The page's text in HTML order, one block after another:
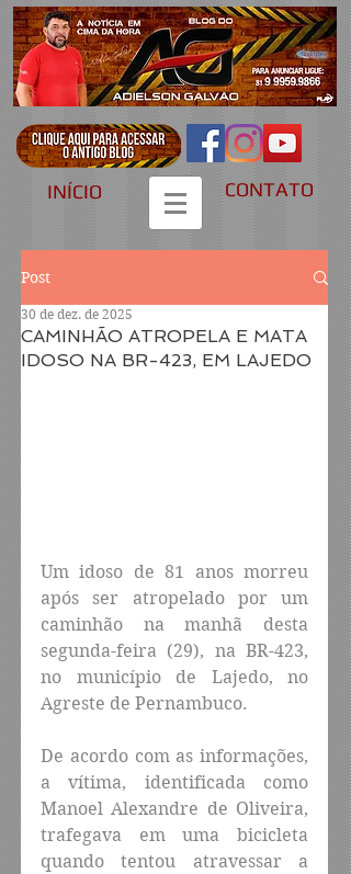
INÍCIO CONTATO
Post
CAMINHÃO ATROPELA E MATA
IDOSO NA BR-423, EM LAJEDO
30 de dez. de 2025
Um idoso de 81 anos morreu
após ser atropelado por um
caminhão na manhã desta
segunda-feira (29), na BR-423,
no município de Lajedo, no
Agreste de Pernambuco.
De acordo com as informações,
a vítima, identificada como
Manoel Alexandre de Oliveira,
trafegava em uma bicicleta
quando tentou atravessar a